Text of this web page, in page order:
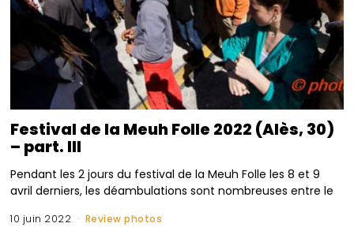
Festival de la Meuh Folle 2022 (Alès, 30)
– part. III
Pendant les 2 jours du festival de la Meuh Folle les 8 et 9
avril derniers, les déambulations sont nombreuses entre le
10 juin 2022 Review photos